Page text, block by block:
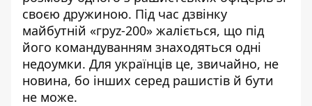
своєю дружиною. Під час дзвінку
майбутній «груz-200» жаліється, що під
його командуванням знаходяться одні
недоумки. Для українців це, звичайно, не
новина, бо інших серед рашистів й бути
не може.